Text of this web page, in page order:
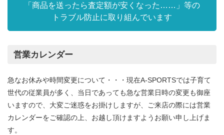
「商品を送ったら査定額が安くなった……」等の
トラブル防止に取り組んでいます
営業カレンダー
急なお休みや時間変更について・・・現在A-SPORTSでは子育て
世代の従業員が多く、当日であっても急な営業日時の変更も御座
いますので、大変ご迷惑をお掛けしますが、ご来店の際には営業
カレンダーをご確認の上、お越し頂けますようお願い申し上げま
す。